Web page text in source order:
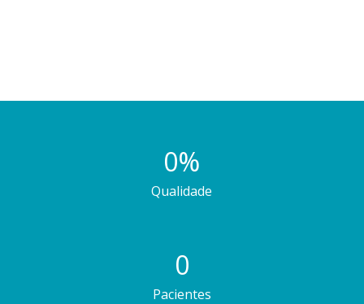
0%
Qualidade
0
Pacientes